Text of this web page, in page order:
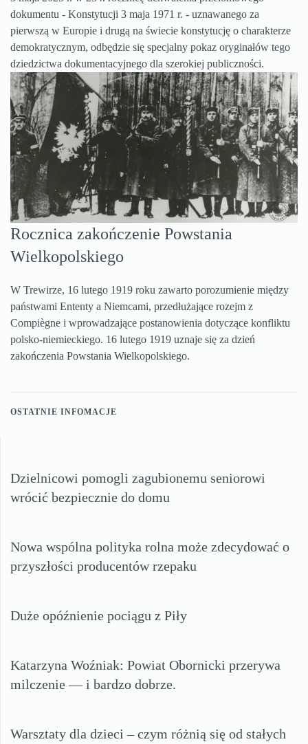
dokumentu - Konstytucji 3 maja 1971 r. - uznawanego za
pierwszą w Europie i drugą na świecie konstytucję o charakterze
demokratycznym, odbędzie się specjalny pokaz oryginałów tego
dziedzictwa dokumentacyjnego dla szerokiej publiczności.
Rocznica zakończenie Powstania
Wielkopolskiego
W Trewirze, 16 lutego 1919 roku zawarto porozumienie między
państwami Ententy a Niemcami, przedłużające rozejm z
Compiègne i wprowadzające postanowienia dotyczące konfliktu
polsko-niemieckiego. 16 lutego 1919 uznaje się za dzień
zakończenia Powstania Wielkopolskiego.
OSTATNIE INFOMACJE
Dzielnicowi pomogli zagubionemu seniorowi
wrócić bezpiecznie do domu
Nowa wspólna polityka rolna może zdecydować o
przyszłości producentów rzepaku
Duże opóźnienie pociągu z Piły
Katarzyna Woźniak: Powiat Obornicki przerywa
milczenie — i bardzo dobrze.
Warsztaty dla dzieci – czym różnią się od stałych